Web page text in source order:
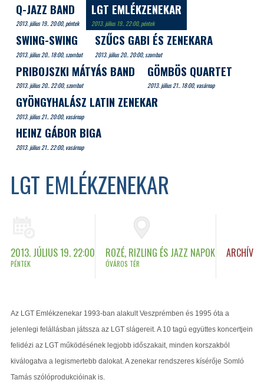
LGT EMLÉKZENEKAR
2013. JÚLIUS 19. 22:00
PÉNTEK
ROZÉ, RIZLING ÉS JAZZ NAPOK
ÓVÁROS TÉR
ARCHÍV
Az LGT Emlékzenekar 1993-ban alakult Veszprémben és 1995 óta a
jelenlegi felállásban játssza az LGT slágereit. A 10 tagú együttes koncertjein
felidézi az LGT működésének legjobb időszakait, minden korszakból
kiválogatva a legismertebb dalokat. A zenekar rendszeres kísérője Somló
Tamás szólóprodukcióinak is.
Q-JAZZ BAND
2013. július 19.. 20:00, péntek
LGT EMLÉKZENEKAR
2013. július 19.. 22:00, péntek
SWING-SWING
2013. július 20.. 18:00, szombat
SZŰCS GABI ÉS ZENEKARA
2013. július 20.. 20:00, szombat
PRIBOJSZKI MÁTYÁS BAND
2013. július 20.. 22:00, szombat
GÖMBÖS QUARTET
2013. július 21.. 18:00, vasárnap
GYÖNGYHALÁSZ LATIN ZENEKAR
2013. július 21.. 20:00, vasárnap
HEINZ GÁBOR BIGA
2013. július 21.. 22:00, vasárnap